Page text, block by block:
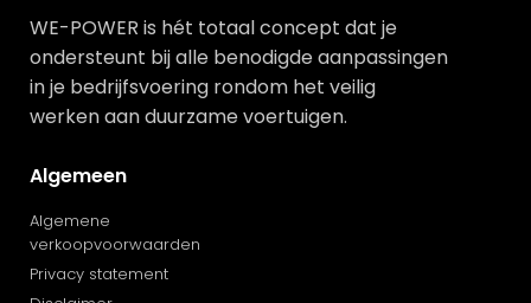
WE-POWER is hét totaal concept dat je
ondersteunt bij alle benodigde aanpassingen
in je bedrijfsvoering rondom het veilig
werken aan duurzame voertuigen.
Algemeen
Algemene
verkoopvoorwaarden
Privacy statement